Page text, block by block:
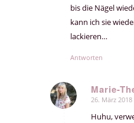
bis die Nägel
kann ich sie
lackieren…
Antworten
Marie-
sagte:
26. März
Huhu,